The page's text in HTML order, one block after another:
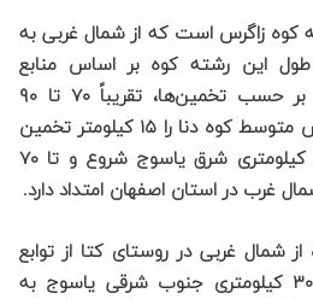
کوه زاگرس است که از شمال غربی به
این رشته کوه بر اساس منابع
مختلف متفاوت است؛ اما بر حسب تخمین‌ها، تقریباً ۷۰ تا ۹۰
کیلومتر است. همچنین عرض متوسط کوه دنا را ۱۵ کیلومتر تخمین
زده‌اند. رشته کوه دنا از ۲۰ کیلومتری شرق یاسوج شروع و تا ۷۰
غرب در استان اصفهان امتداد دارد.
شمال غربی در روستای کتا از توابع
شهرستان دنا شروع و در ۳۰ کیلومتری جنوب شرقی یاسوج به